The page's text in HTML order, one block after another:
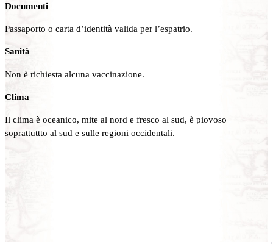
Documenti
Passaporto o carta d’identità valida per l’espatrio.
Sanità
Non è richiesta alcuna vaccinazione.
Clima
Il clima è oceanico, mite al nord e fresco al sud, è piovoso
soprattuttto al sud e sulle regioni occidentali.